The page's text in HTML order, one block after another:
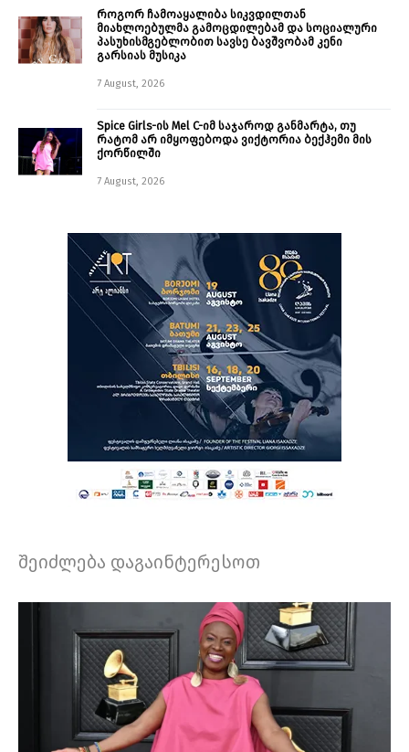
როგორ ჩამოაყალიბა სიკვდილთან
მიახლოებულმა გამოცდილებამ და სოციალური
პასუხისმგებლობით სავსე ბავშვობამ კენი
გარსიას მუსიკა
7 August, 2026
Spice Girls-ის Mel C-იმ საჯაროდ განმარტა, თუ
რატომ არ იმყოფებოდა ვიქტორია ბექჰემი მის
ქორწილში
7 August, 2026
შეიძლება დაგაინტერესოთ